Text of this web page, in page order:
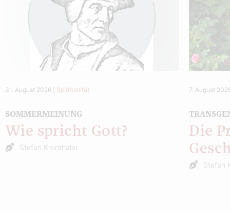
31. August 2026 Spiritualität
SOMMERMEINUNG
Wie spricht Gott?
Stefan Kronthaler
7. August
Die
Stefan